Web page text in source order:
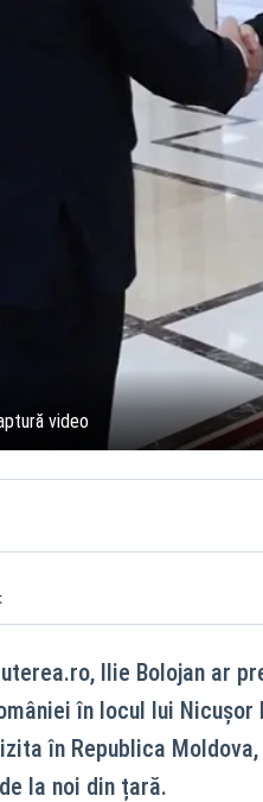
video
Ilie Bolojan ar
în locul lui
în Republica
la noi din țară.